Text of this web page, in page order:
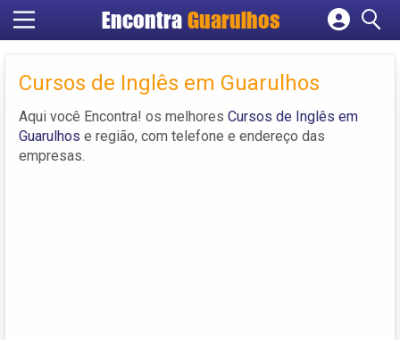
Encontra Guarulhos
Cadastrar empresa
Criar conta
Cursos de Inglês em Guarulhos
Aqui você Encontra! os melhores Cursos de Inglês em
Guarulhos e região, com telefone e endereço das
empresas.